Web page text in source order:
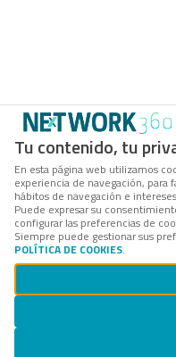
Tu contenido, tu
En esta página web utilizamos
experiencia de navegación,
hábitos de navegación e
Puede expresar su
configurar las preferencias de
Siempre puede gestionar sus
POLÍTICA DE COOKIES.